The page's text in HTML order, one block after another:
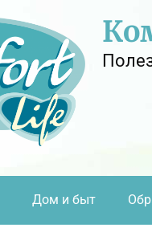
Дом и быт